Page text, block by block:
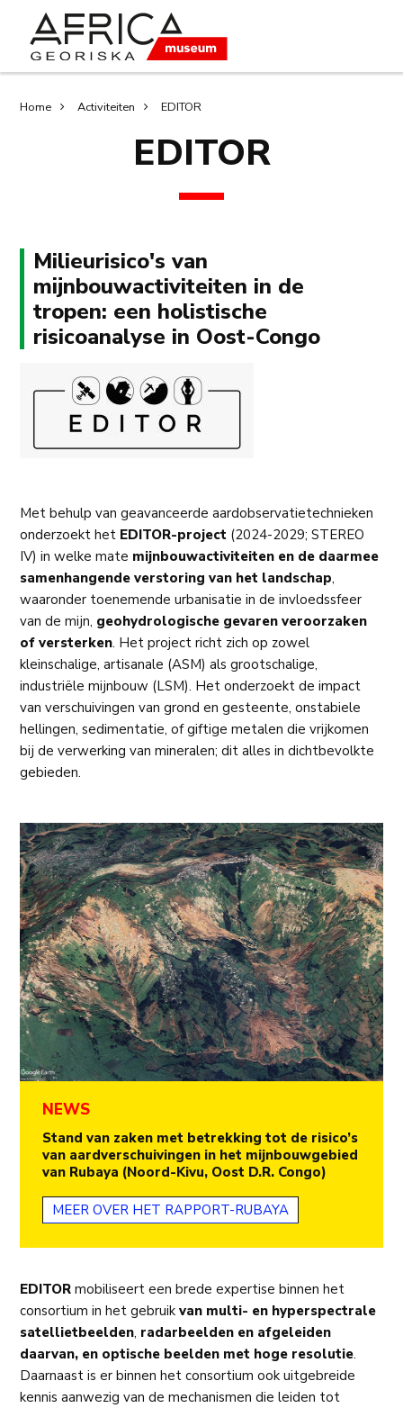
Overslaan
de
search
Kruimelpad
Home Activiteiten EDITOR
EDITOR
Milieurisico's van
mijnbouwactiviteiten in de
tropen: een holistische
risicoanalyse in Oost-Congo
Met behulp van geavanceerde aardobservatietechnieken
onderzoekt het EDITOR-project (2024-2029; STEREO
IV) in welke mate mijnbouwactiviteiten en de daarmee
samenhangende verstoring van het landschap,
waaronder toenemende urbanisatie in de invloedssfeer
van de mijn, geohydrologische gevaren veroorzaken
of versterken. Het project richt zich op zowel
kleinschalige, artisanale (ASM) als grootschalige,
industriële mijnbouw (LSM). Het onderzoekt de impact
van verschuivingen van grond en gesteente, onstabiele
hellingen, sedimentatie, of giftige metalen die vrijkomen
bij de verwerking van mineralen; dit alles in dichtbevolkte
gebieden.
NEWS
Stand van zaken met betrekking tot de risico’s
van aardverschuivingen in het mijnbouwgebied
van Rubaya (Noord-Kivu, Oost D.R. Congo)
MEER OVER HET RAPPORT-RUBAYA
EDITOR mobiliseert een brede expertise binnen het
consortium in het gebruikvan multi- en hyperspectrale
satellietbeelden, radarbeelden en afgeleiden
daarvan, en optische beelden met hoge resolutie.
Daarnaast is er binnen het consortium ook uitgebreide
kennis aanwezig van de mechanismen die leiden tot